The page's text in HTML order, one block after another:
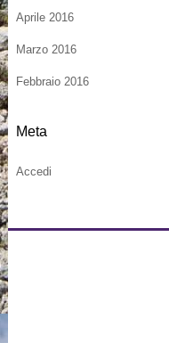
Aprile 2016
Marzo 2016
Febbraio 2016
Meta
Accedi